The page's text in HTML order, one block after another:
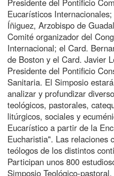
Eucarísticos
Íñiguez, Arzobispo de
Comité organizador del
Internacional; el Card.
de Boston y el Card. Javier
Presidente del Pontificio
Sanitaria. El Simposio
analizar y profundizar
teológicos, pastorales,
litúrgicos, sociales y
Eucarístico a partir de la
Eucharistia". Las relaciones
teólogos de los distintos
Participan unos 800
Simposio Teológico-